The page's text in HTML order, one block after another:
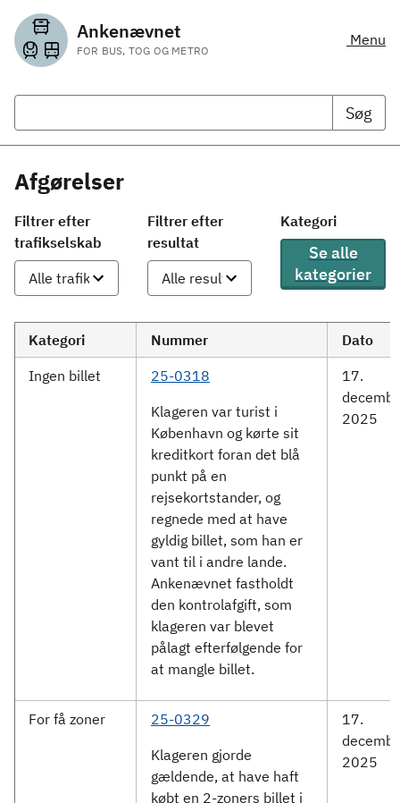
Ankenævnet
FOR BUS, TOG OG METRO
Menu
Søg
Afgørelser
Filtrer efter
trafikselskab
Filtrer efter
resultat
Kategori
Se alle
kategorier
Kategori Nummer
Dato
Ingen billet
25-0318
Klageren var turist i
København og kørte sit
kreditkort foran det blå
punkt på en
rejsekortstander, og
regnede med at have
gyldig billet, som han er
vant til i andre lande.
Ankenævnet fastholdt
den kontrolafgift, som
klageren var blevet
pålagt efterfølgende for
at mangle billet.
17.
2025
For få zoner
25-0329
Klageren gjorde
gældende, at have haft
købt en 2-zoners billet i
17.
2025